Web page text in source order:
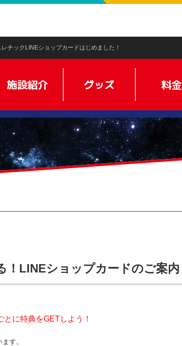
チックLINEショップカードはじめました！
施設紹介 グッズ 料金
！LINEショップカードのご案内
に特典をGETしよう！
す。